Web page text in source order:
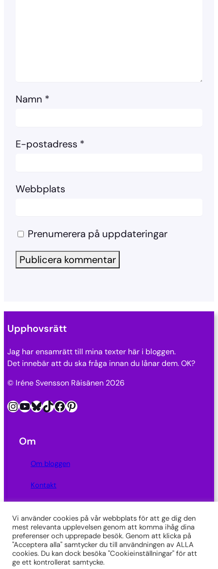
Namn *
E-postadress *
Webbplats
Prenumerera på uppdateringar
Upphovsrätt
Jag har ensamrätt till mina texter här i bloggen.
Det innebär att du ska fråga innan du lånar dem. OK?
© Iréne Svensson Räisänen 2026
InstagramYouTube Bluesky TikTok Facebook Pinterest
Om
Om bloggen
Kontakt
Länkar
SkrivarSidan
Vi använder cookies på vår webbplats för att ge dig den
mest relevanta upplevelsen genom att komma ihåg dina
preferenser och upprepade besök. Genom att klicka på
"Acceptera alla" samtycker du till användningen av ALLA
cookies. Du kan dock besöka "Cookieinställningar" för att
ge ett kontrollerat samtycke.